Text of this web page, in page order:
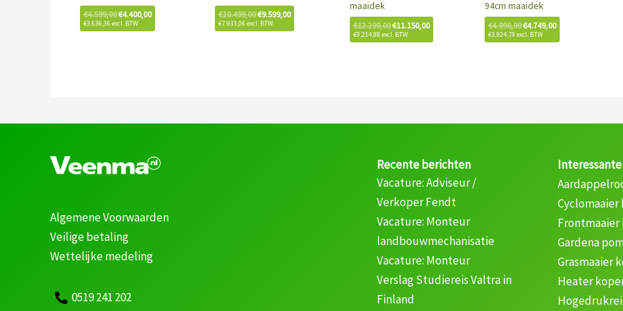
€4.599,00€4.400,00
€3.636,36 excl. BTW
€10.499,00€9.599,00
€7.933,06 excl. BTW
maaidek
€12.299,00€11.150,00
€9.214,88 excl. BTW
94cm maaidek
€4.998,99€4.749,00
€3.924,79 excl. BTW
Algemene Voorwaarden
Veilige betaling
Wettelijke medeling
0519 241 202
Recente berichten
Vacature: Adviseur /
Verkoper Fendt
Vacature: Monteur
landbouwmechanisatie
Vacature: Monteur
Verslag Studiereis Valtra in
Finland
Cyclomaaier
Frontmaaier
Gardena
Grasmaaier
Heater